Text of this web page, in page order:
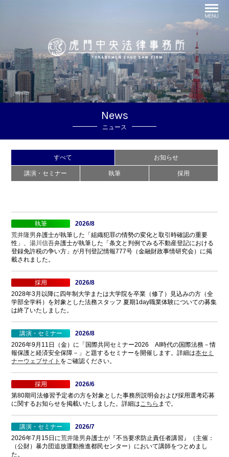
News
ニュース
すべて お知らせ
講演・セミナー 執筆 採用
執筆
2026/8
荒井隆男弁護士が執筆した「組織犯罪の情勢の変化と取引時確認の重要
性」、湯川信吾弁護士が執筆した「条文と判例でみる不動産登記における
登録免許税の争い方」が月刊登記情報777号（金融財政事情研究会）に掲
載されました。
採用
2026/8
2028年3月以降に四年制大学または大学院を卒業（修了）見込みの方（全
学部全学科）を対象とした法務スタッフ 夏期1day職業体験についての募集
は終了いたしました。
講演・セミナー
2026/8
2026年9月11日（金）に「国際共同セミナー2026 AI時代の国際法務－情
報保護と経済安全保障－」と題するセミナーを開催します。詳細は本セミ
ナーウェブサイト をご確認ください。
採用
2026/6
第80期司法修習予定者の方を対象とした事務所説明会および採用選考応募
に関するお知らせを掲載いたしました。詳細はこちら まで。
講演・セミナー
2026/7
2026年7月15日に荒井隆男弁護士が『不当要求防止責任者講習』（主催：
（公財）暴力団追放運動推進都民センター）において講師をつとめまし
た。